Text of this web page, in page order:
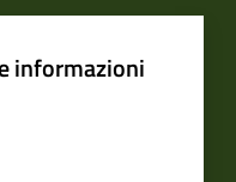
informazioni